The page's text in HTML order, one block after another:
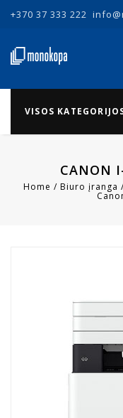
+370 37 333 222
VISOS
CANON
Home / Biuro įranga